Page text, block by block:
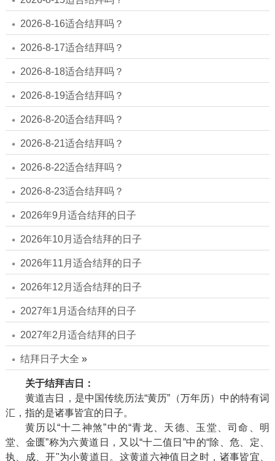
2026-8-16适合结拜吗？
2026-8-17适合结拜吗？
2026-8-18适合结拜吗？
2026-8-19适合结拜吗？
2026-8-20适合结拜吗？
2026-8-21适合结拜吗？
2026-8-22适合结拜吗？
2026-8-23适合结拜吗？
2026年9月适合结拜的日子
2026年10月适合结拜的日子
2026年11月适合结拜的日子
2026年12月适合结拜的日子
2027年1月适合结拜的日子
2027年2月适合结拜的日子
结拜日子大全 »
关于结拜吉日：
黄道吉日，是中国传统历法“黄历”（万年历）中的特有词
汇，指的是诸事皆宜的日子。
黄历以“十二神煞”中的“青龙、天德、玉堂、司命、明
堂、金匮”称为六黄道日，又以“十二值日”中的“除、危、定、
执、成、开"为小黄道日。这黄道六神值日之时，诸事皆宜、